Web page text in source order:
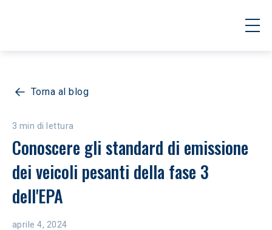
Torna al blog
3 min di lettura
Conoscere gli standard di emissione
dei veicoli pesanti della fase 3
dell'EPA
aprile 4, 2024